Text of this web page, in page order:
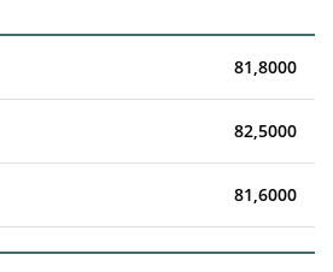
81,8000
82,5000
81,6000